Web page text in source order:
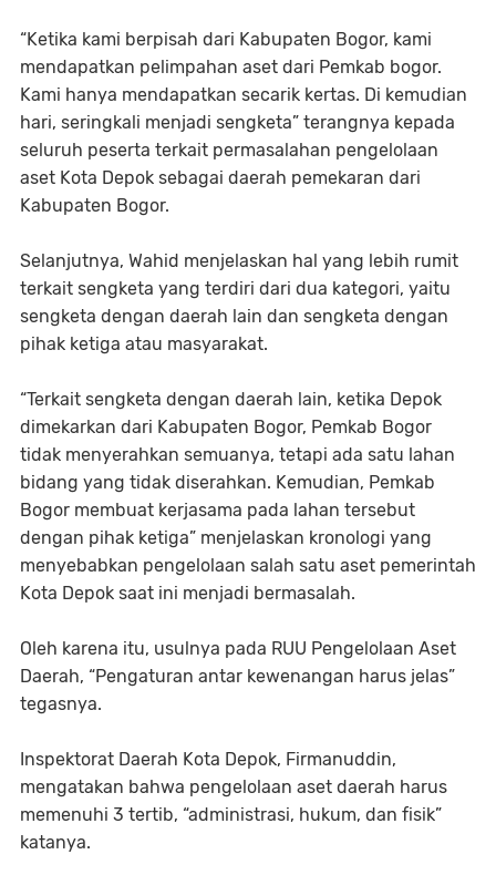
“Ketika kami berpisah dari Kabupaten Bogor, kami
mendapatkan pelimpahan aset dari Pemkab bogor.
Kami hanya mendapatkan secarik kertas. Di kemudian
hari, seringkali menjadi sengketa” terangnya kepada
seluruh peserta terkait permasalahan pengelolaan
aset Kota Depok sebagai daerah pemekaran dari
Kabupaten Bogor.
Selanjutnya, Wahid menjelaskan hal yang lebih rumit
terkait sengketa yang terdiri dari dua kategori, yaitu
sengketa dengan daerah lain dan sengketa dengan
pihak ketiga atau masyarakat.
“Terkait sengketa dengan daerah lain, ketika Depok
dimekarkan dari Kabupaten Bogor, Pemkab Bogor
tidak menyerahkan semuanya, tetapi ada satu lahan
bidang yang tidak diserahkan. Kemudian, Pemkab
Bogor membuat kerjasama pada lahan tersebut
dengan pihak ketiga” menjelaskan kronologi yang
menyebabkan pengelolaan salah satu aset pemerintah
Kota Depok saat ini menjadi bermasalah.
Oleh karena itu, usulnya pada RUU Pengelolaan Aset
Daerah, “Pengaturan antar kewenangan harus jelas”
tegasnya.
Inspektorat Daerah Kota Depok, Firmanuddin,
mengatakan bahwa pengelolaan aset daerah harus
memenuhi 3 tertib, “administrasi, hukum, dan fisik”
katanya.